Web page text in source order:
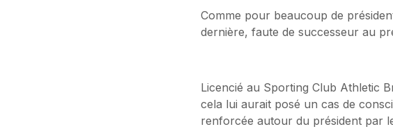
Comme pour beaucoup de
dernière, faute de successeur au
Licencié au Sporting Club Athletic
cela lui aurait posé un cas de
renforcée autour du président par